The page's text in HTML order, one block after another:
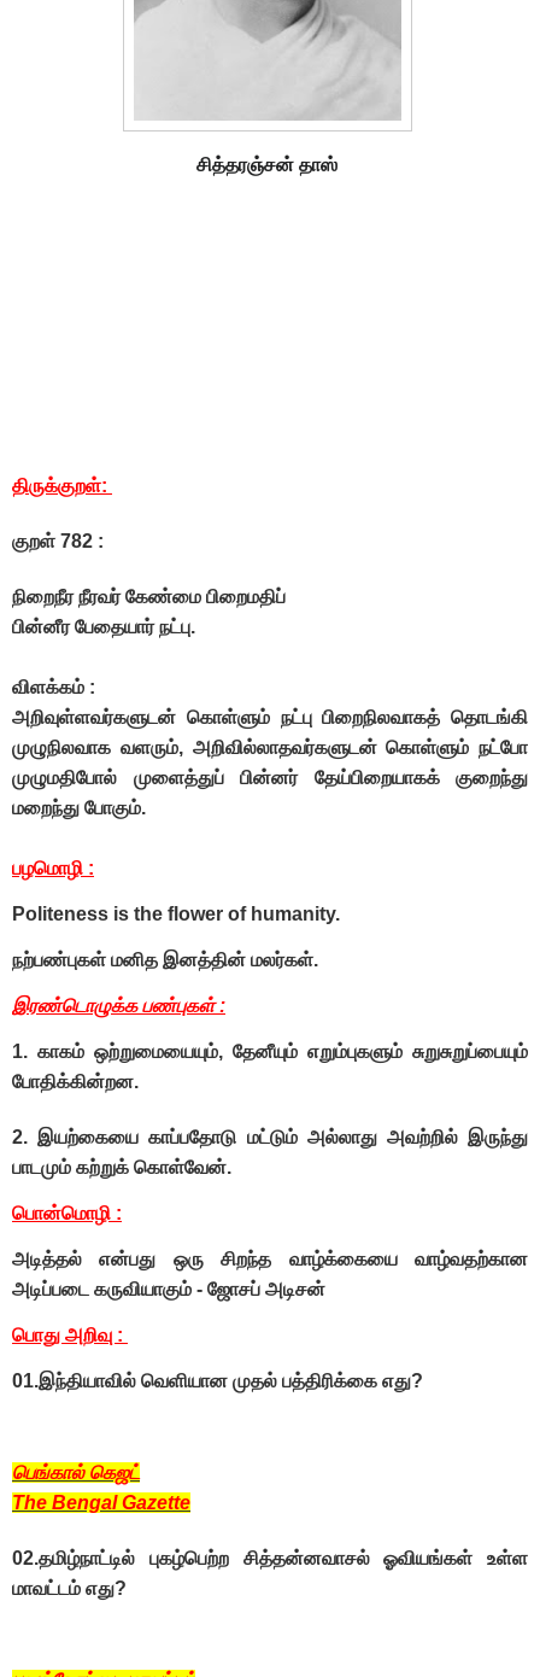
சித்தரஞ்சன் தாஸ்
திருக்குறள்:
குறள் 782 :
நிறைநீர நீரவர் கேண்மை பிறைமதிப்
பின்னீர பேதையார் நட்பு.
விளக்கம் :
அறிவுள்ளவர்களுடன் கொள்ளும் நட்பு பிறைநிலவாகத் தொடங்கி
முழுநிலவாக வளரும், அறிவில்லாதவர்களுடன் கொள்ளும் நட்போ
முழுமதிபோல் முளைத்துப் பின்னர் தேய்பிறையாகக் குறைந்து
மறைந்து போகும்.
பழமொழி :
Politeness is the flower of humanity.
நற்பண்புகள் மனித இனத்தின் மலர்கள்.
இரண்டொழுக்க பண்புகள் :
1. காகம் ஒற்றுமையையும், தேனீயும் எறும்புகளும் சுறுசுறுப்பையும்
போதிக்கின்றன.
2. இயற்கையை காப்பதோடு மட்டும் அல்லாது அவற்றில் இருந்து
பாடமும் கற்றுக் கொள்வேன்.
பொன்மொழி :
அடித்தல் என்பது ஒரு சிறந்த வாழ்க்கையை வாழ்வதற்கான
அடிப்படை கருவியாகும் - ஜோசப் அடிசன்
பொது அறிவு :
01.இந்தியாவில் வெளியான முதல் பத்திரிக்கை எது?
பெங்கால் கெஜட்
The Bengal Gazette
02.தமிழ்நாட்டில் புகழ்பெற்ற சித்தன்னவாசல் ஓவியங்கள் உள்ள
மாவட்டம் எது?